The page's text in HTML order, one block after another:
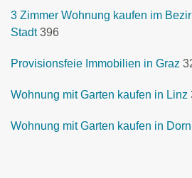
3 Zimmer Wohnung kaufen im
Stadt 396
Provisionsfeie Immobilien in Graz
Wohnung mit Garten kaufen in Linz
Wohnung mit Garten kaufen in